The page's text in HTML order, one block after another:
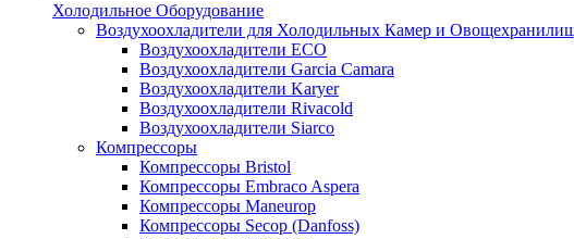
Холодильное Оборудование
Воздухоохладители для Холодильных Камер и
Воздухоохладители ECO
Воздухоохладители Garcia Camara
Воздухоохладители Karyer
Воздухоохладители Rivacold
Воздухоохладители Siarco
Компрессоры
Компрессоры Bristol
Компрессоры Embraco Aspera
Компрессоры Maneurop
Компрессоры Secop (Danfoss)